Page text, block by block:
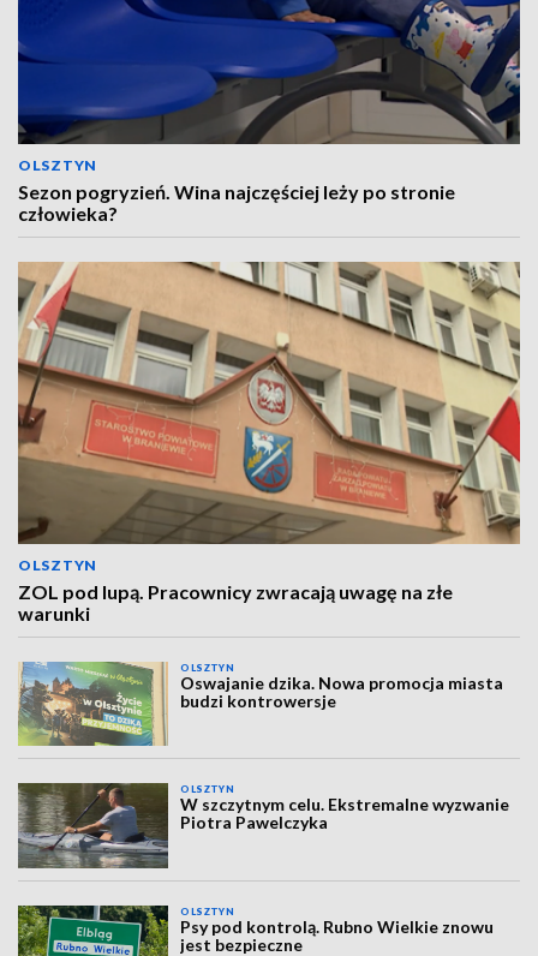
OLSZTYN
Sezon pogryzień. Wina najczęściej leży po stronie
człowieka?
OLSZTYN
ZOL pod lupą. Pracownicy zwracają uwagę na złe
warunki
OLSZTYN
Oswajanie dzika. Nowa promocja miasta
budzi kontrowersje
OLSZTYN
W szczytnym celu. Ekstremalne wyzwanie
Piotra Pawelczyka
OLSZTYN
Psy pod kontrolą. Rubno Wielkie znowu
jest bezpieczne